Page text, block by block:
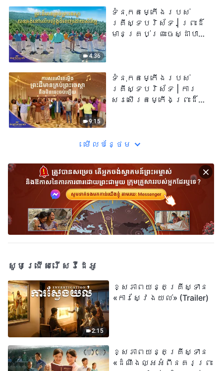
សំឡេងនៃការសរសើរ
២០២៦
4:36
ទំនុកតម្កើង​របស់​
គ្រីស្ទបរិស័ទ​ | ព្រះដ៏
មានគ្រប់ព្រះចេស្ដាបាន
9:15
ទំនុកតម្កើង​របស់​
គ្រីស្ទបរិស័ទ​ | ការ
សរសើរតម្កើងព្រះដ៏
មើល​​បន្ថែម​
សូមជ្រើសរើសវីដេអូ
2:15
ខ្សែភាពយន្តគ្រីស្ទាន
«ការស្វែងយល់» (Trailer)
ខ្សែភាពយន្តគ្រីស្ទាន
«ដំណឹងល្អអំពីនគរព្រះ